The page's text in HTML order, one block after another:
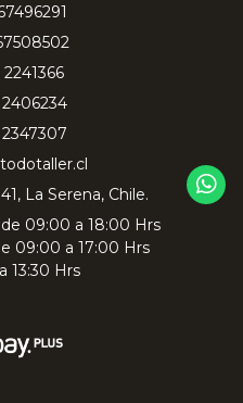
2241366
2406234
2347307
La Serena, Chile.
09:00 a 18:00 Hrs
09:00 a 17:00 Hrs
13:30 Hrs